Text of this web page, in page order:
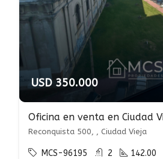
USD 350.000
Reconquista 500, , Ciudad Vieja
MCS-96195 2 142.00